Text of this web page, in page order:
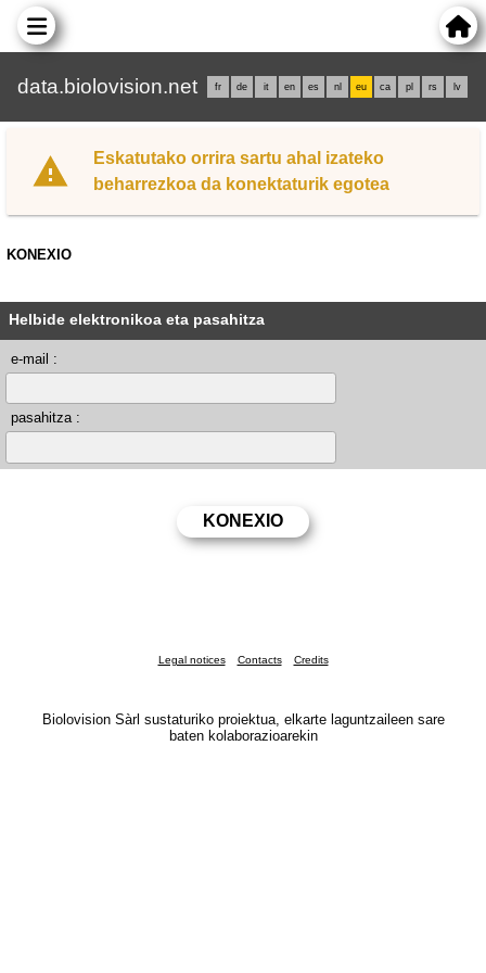
data.biolovision.net fr de it en es nl eu ca pl rs lv
Eskatutako orrira sartu ahal izateko
beharrezkoa da konektaturik egotea
KONEXIO
Helbide elektronikoa eta pasahitza
e-mail :
pasahitza :
Legal notices Contacts Credits
Biolovision Sàrl sustaturiko proiektua, elkarte laguntzaileen sare
baten kolaborazioarekin